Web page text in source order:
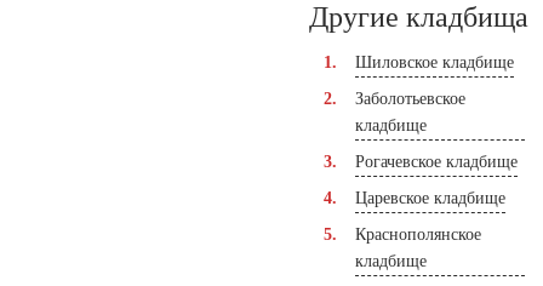
Другие кладбища
Шиловское кладбище
Заболотьевское
кладбище
Рогачевское кладбище
Царевское кладбище
Краснополянское
кладбище